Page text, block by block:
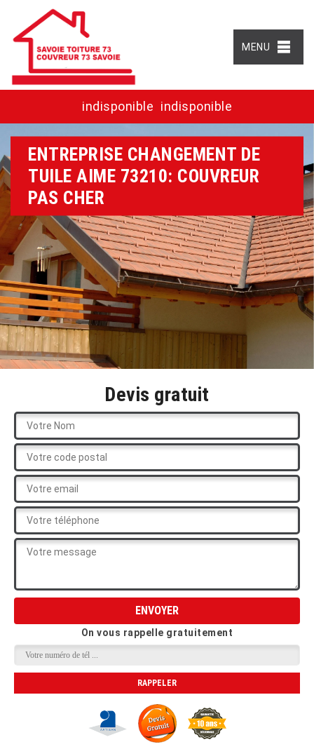
MENU
indisponible indisponible
ENTREPRISE CHANGEMENT DE
TUILE AIME 73210: COUVREUR
PAS CHER
Devis gratuit
On vous rappelle gratuitement